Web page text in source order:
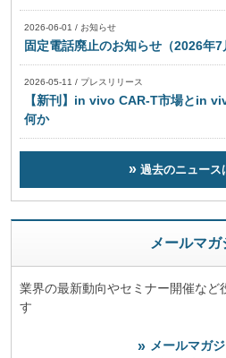
2026-06-01 / お知らせ
固定電話廃止のお知らせ（2026年7
2026-05-11 / プレスリリース
【新刊】in vivo CAR-T市場とin
何か
過去のニュース
メールマガ
業界の最新動向やセミナー開催など
す
メールマガ